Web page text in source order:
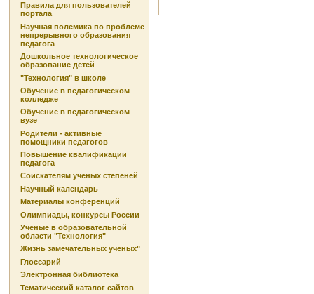
Правила для пользователей
портала
Научная полемика по проблеме
непрерывного образования
педагога
Дошкольное технологическое
образование детей
"Технология" в школе
Обучение в педагогическом
колледже
Обучение в педагогическом
вузе
Родители - активные
помощники педагогов
Повышение квалификации
педагога
Соискателям учёных степеней
Научный календарь
Материалы конференций
Олимпиады, конкурсы России
Ученые в образовательной
области "Технология"
Жизнь замечательных учёных"
Глоссарий
Электронная библиотека
Тематический каталог сайтов